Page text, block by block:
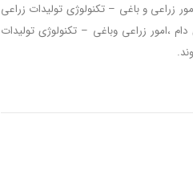
زراعی و باغی – تکنولوژی تولیدات زراعی
،امور زراعی وباغی – تکنولوژی تولیدات